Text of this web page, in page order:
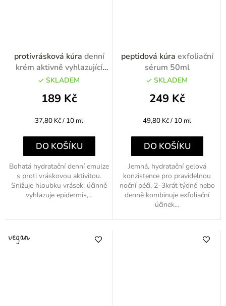
protivrásková kúra denní
krém aktivně vyhlazující
50ml
SKLADEM
189 Kč
Měrná
37,80 Kč / 10 ml
DO KOŠÍKU
Bohatá hydratační denní emulze
s proti vráskovou aktivitou.
Snižuje hloubku vrásek, účinně
vyhlazuje epidermis,...
peptidová kúra exfoliační
sérum 50ml
SKLADEM
249 Kč
Měrná
49,80 Kč / 10 ml
DO KOŠÍKU
Jemná, hydratační gelová
konzistence pro pravidelnou
noční péči, 2–3krát týdně nebo
denně kombinuje exfoliační
účinek...